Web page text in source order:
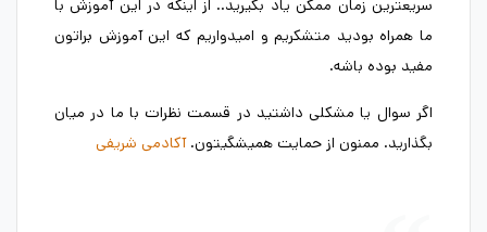
سریعترین زمان ممکن یاد بگیرید.. از اینکه در این آموزش با
ما همراه بودید متشکریم و امیدواریم که این آموزش براتون
مفید بوده باشه.
اگر سوال یا مشکلی داشتید در قسمت نظرات با ما در میان
بگذارید. ممنون از حمایت همیشگیتون.آکادمی شریفی